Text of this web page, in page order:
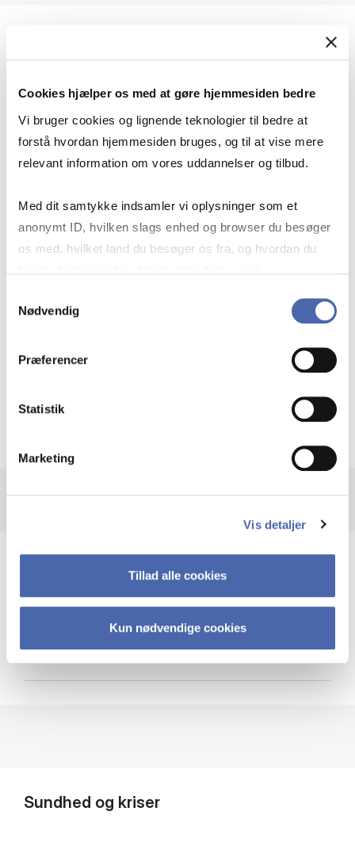
Cookies hjælper os med at gøre hjemmesiden bedre
Vi bruger cookies og lignende teknologier til bedre at
forstå hvordan hjemmesiden bruges, og til at vise mere
relevant information om vores uddannelser og tilbud.
Med dit samtykke indsamler vi oplysninger som et
anonymt ID, hvilken slags enhed og browser du besøger
os med, hvilket land du besøger os fra, og hvordan du
markedsføring. Du bestemmer selv - og kan altid trække
Nødvendig
Præferencer
Statistik
Marketing
Vis detaljer
Tillad alle cookies
Kun nødvendige cookies
Geopolitik og businesssikkerhed
navigerer man som virksomhed?
Krigen i Ukraine
Cybersikkerhed
Sundhed og kriser